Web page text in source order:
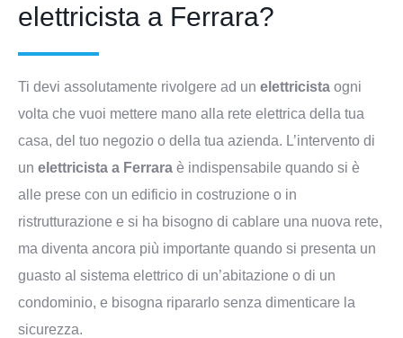
elettricista a Ferrara?
Ti devi assolutamente rivolgere ad un elettricista ogni
volta che vuoi mettere mano alla rete elettrica della tua
casa, del tuo negozio o della tua azienda. L’intervento di
un elettricista a Ferrara è indispensabile quando si è
alle prese con un edificio in costruzione o in
ristrutturazione e si ha bisogno di cablare una nuova rete,
ma diventa ancora più importante quando si presenta un
guasto al sistema elettrico di un’abitazione o di un
condominio, e bisogna ripararlo senza dimenticare la
sicurezza.